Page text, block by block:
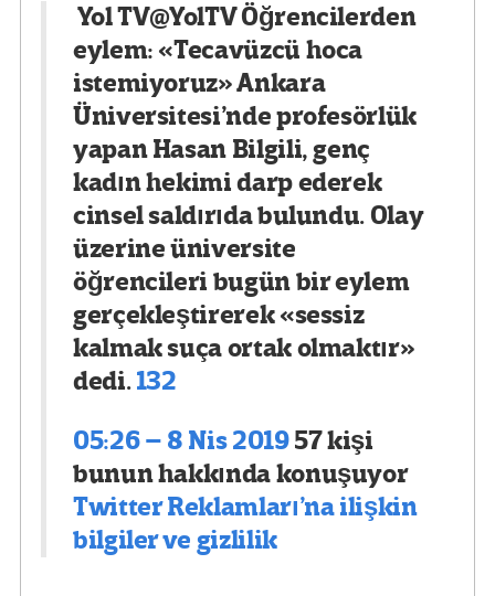
Yol TV@YolTVÖğrencilerden
eylem: «Tecavüzcü hoca
istemiyoruz» Ankara
Üniversitesi’nde profesörlük
yapan Hasan Bilgili, genç
kadın hekimi darp ederek
cinsel saldırıda bulundu. Olay
üzerine üniversite
öğrencileri bugün bir eylem
gerçekleştirerek «sessiz
kalmak suça ortak olmaktır»
dedi.132
05:26 – 8 Nis 201957 kişi
bunun hakkında konuşuyor
Twitter Reklamları’na ilişkin
bilgiler ve gizlilik